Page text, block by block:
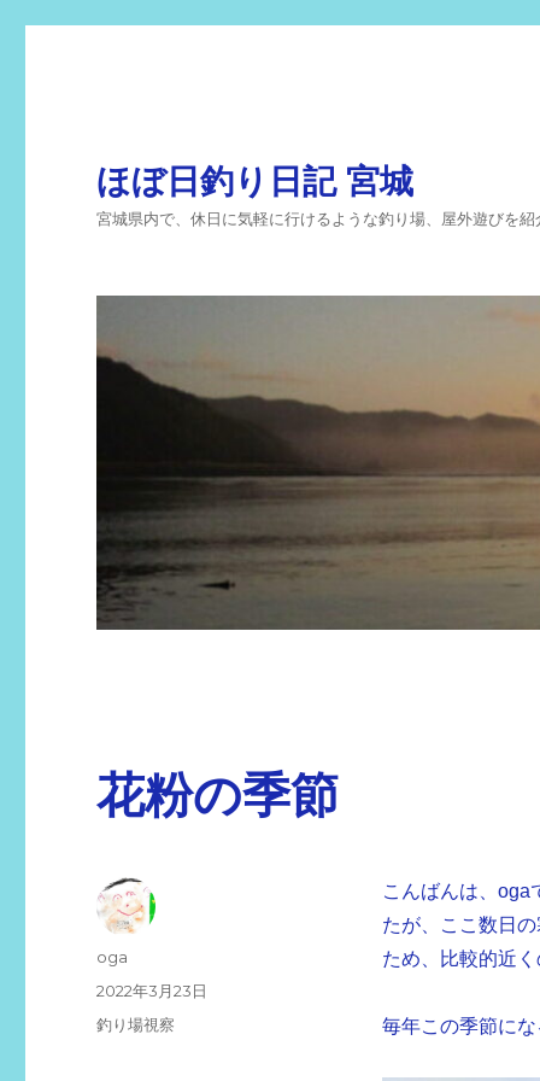
ほぼ日釣り日記 宮城
宮城県内で、休日に気軽に行けるような釣り場、屋外遊びを
花粉の季節
こんばんは、oga
たが、ここ数日
ため、比較的近
毎年この季節に
投
oga
投
稿
2022年3月23日
カ
釣り場視察